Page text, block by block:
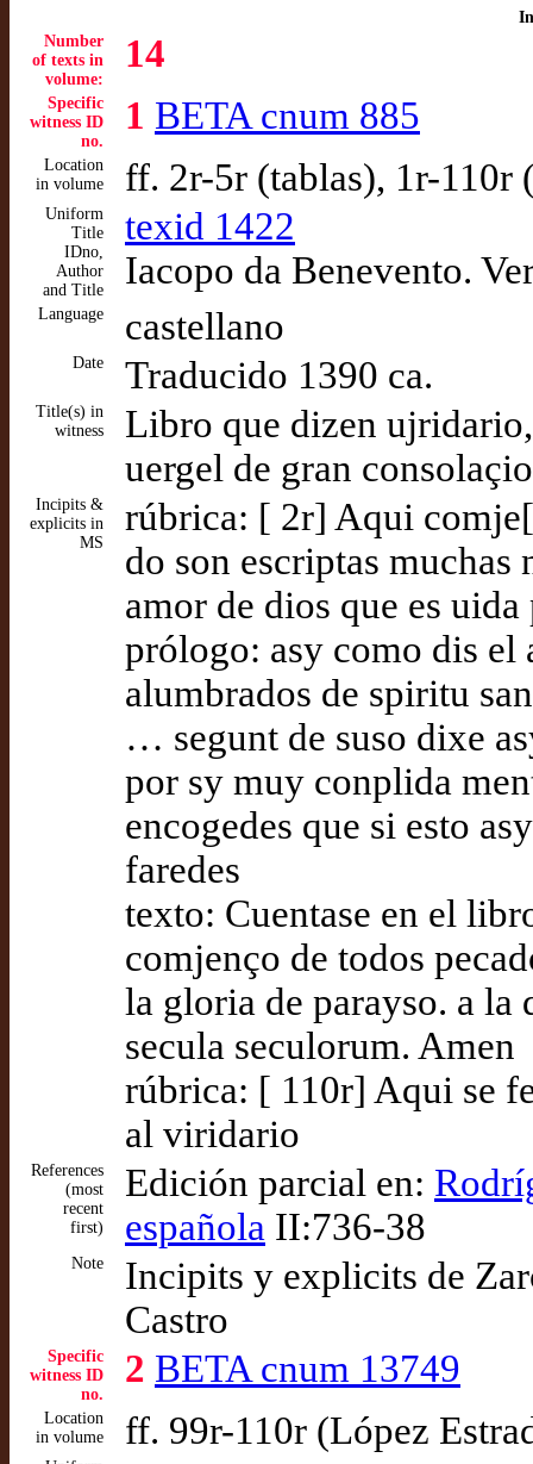
Number
of texts in
volume:
14
Specific
witness ID
no.
1 BETA cnum 885
Location
in volume
ff. 2r-5r (tablas), 1r-110r
Uniform
Title
IDno,
Author
and Title
texid 1422
Iacopo da Benevento.
Language castellano
Date Traducido 1390 ca.
Title(s) in
witness
Libro que dizen
uergel de gran
Incipits &
explicits in
MS
rúbrica: [ 2r] Aqui
do son escriptas muchas
amor de dios que es
prólogo: asy como dis el
alumbrados de spiritu
… segunt de suso dixe
por sy muy conplida
encogedes que si esto
faredes
texto: Cuentase en el
comjenço de todos
la gloria de parayso. a
secula seculorum. Amen
rúbrica: [ 110r] Aqui se
al viridario
References
(most
recent
first)
Edición parcial en:
española II:736-38
Note
Incipits y explicits de
Castro
Specific
witness ID
no.
2 BETA cnum 13749
Location
in volume
ff. 99r-110r (López